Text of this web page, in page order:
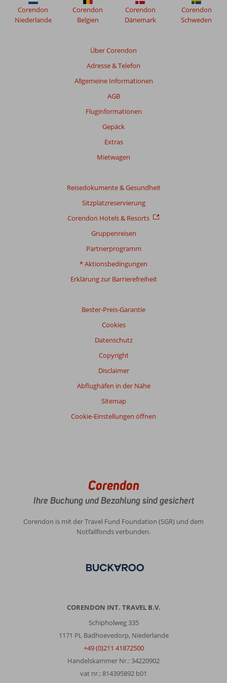
sehen
können.
dem
Wasser
Tages
scheint
die
suchen:
Im
Zanzibar
helfen.
Fliegen
Über Corendon
Adresse & Telefon
Allgemeine Informationen
AGB
Fluginformationen
Gepäck
Extras
Mietwagen
Reisedokumente & Gesundheit
Sitzplatzreservierung
Corendon Hotels & Resorts
Gruppenreisen
Partnerprogramm
* Aktionsbedingungen
Erklärung zur Barrierefreiheit
Bester-Preis-Garantie
Cookies
Datenschutz
Copyright
Disclaimer
Abflughäfen in der Nähe
Sitemap
Cookie-Einstellungen öffnen
Corendon
Niederlande
Corendon
Belgien
Corendon
Dänemark
Corendon
Schweden
Corendon
Ihre Buchung und Bezahlung sind gesichert
Corendon is mit der Travel Fund Foundation (SGR) und dem
Notfallfonds verbunden.
CORENDON INT. TRAVEL B.V.
Schipholweg 335
1171 PL Badhoevedorp, Niederlande
+49 (0)211 41872500
Handelskammer Nr.: 34220902
vat nr.: 814395892 b01